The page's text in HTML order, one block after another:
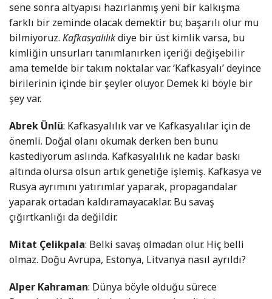
sene sonra altyapısı hazırlanmış yeni bir kalkışma
farklı bir zeminde olacak demektir bu; başarılı olur mu
bilmiyoruz. Kafkasyalılıkdiye bir üst kimlik varsa, bu
kimliğin unsurları tanımlanırken içeriği değişebilir
ama temelde bir takım noktalar var. ‘Kafkasyalı’ deyince
birilerinin içinde bir şeyler oluyor. Demek ki böyle bir
şey var.
Abrek Ünlü: Kafkasyalılık var ve Kafkasyalılar için de
önemli. Doğal olanı okumak derken ben bunu
kastediyorum aslında. Kafkasyalılık ne kadar baskı
altında olursa olsun artık genetiğe işlemiş. Kafkasya ve
Rusya ayrımını yatırımlar yaparak, propagandalar
yaparak ortadan kaldıramayacaklar. Bu savaş
çığırtkanlığı da değildir.
Mitat Çelikpala: Belki savaş olmadan olur. Hiç belli
olmaz. Doğu Avrupa, Estonya, Litvanya nasıl ayrıldı?
Alper Kahraman: Dünya böyle olduğu sürece